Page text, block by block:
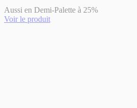
Aussi en Demi-Palette à 25%
Voir le produit